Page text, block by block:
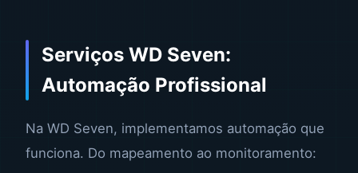
Serviços WD Seven:
Automação Profissional
Na WD Seven, implementamos automação que
funciona. Do mapeamento ao monitoramento: